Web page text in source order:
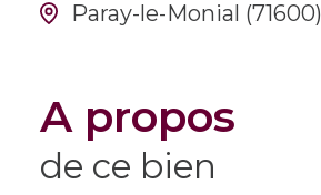
Paray-le-Monial (71600)
a propos
de ce bien